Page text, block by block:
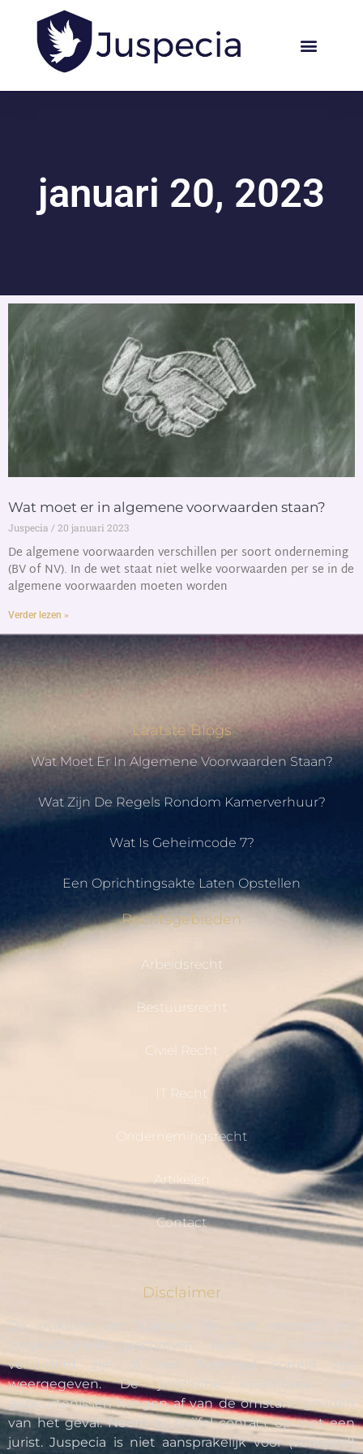
januari 20, 2023
Wat moet er in algemene voorwaarden staan?
Juspecia 20 januari 2023
De algemene voorwaarden verschillen per soort onderneming
(BV of NV). In de wet staat niet welke voorwaarden per se in de
algemene voorwaarden moeten worden
Verder lezen »
Laatste Blogs
Wat Moet Er In Algemene Voorwaarden Staan?
Wat Zijn De Regels Rondom Kamerverhuur?
Wat Is Geheimcode 7?
Een Oprichtingsakte Laten Opstellen
Rechtsgebieden
Arbeidsrecht
Bestuursrecht
Civiel Recht
IT Recht
Ondernemingsrecht
Artikelen
Contact
Disclaimer
De artikelen van Juspecia zijn met aandacht en
zorgvuldigheid geschreven. Toch kan informatie
verouderd zijn of niet helemaal correct zijn
weergegeven. De juridische kwalificatie van
gebeurtenissen hangen af van de omstandigheden
van het geval. Neem bij twijfel contact op met een
jurist. Juspecia is niet aansprakelijk voor (verkeerd)